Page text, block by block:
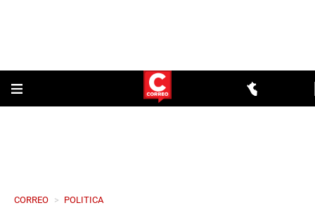
CORREO > POLITICA